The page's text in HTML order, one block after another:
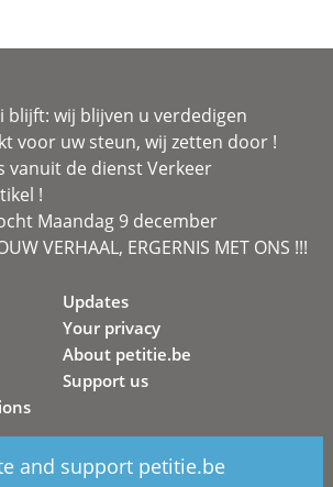
blijft: wij blijven u verdedigen
voor uw steun, wij zetten door !
vanuit de dienst Verkeer
!
Maandag 9 december
VERHAAL, ERGERNIS MET ONS !!!
Updates
Your privacy
About petitie.be
Support us
and support petitie.be